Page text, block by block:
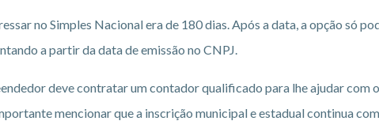
no Simples Nacional era de 180 dias. Após a data, a opção só
a partir da data de emissão no CNPJ.
deve contratar um contador qualificado para lhe ajudar com
mencionar que a inscrição municipal e estadual continua